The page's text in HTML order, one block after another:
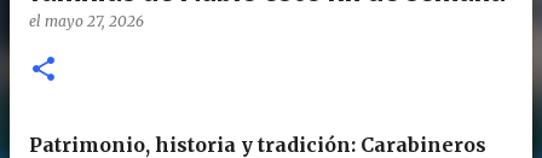
el mayo 27, 2026
Patrimonio, historia y tradición: Carabineros